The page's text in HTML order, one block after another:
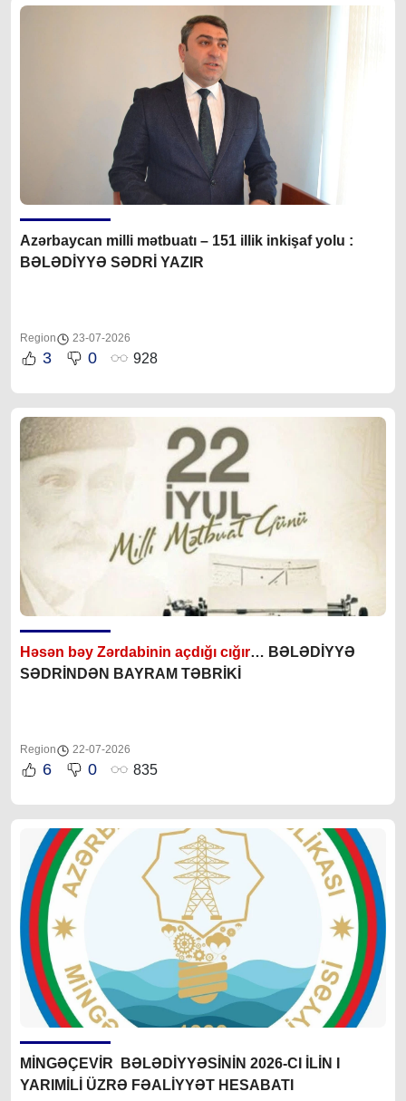
Azərbaycan milli mətbuatı – 151 illik inkişaf yolu :
BƏLƏDİYYƏ SƏDRİ YAZIR
Region 23-07-2026
3 0 928
Həsən bəy Zərdabinin açdığı cığır… BƏLƏDİYYƏ
SƏDRİNDƏN BAYRAM TƏBRİKİ
Region 22-07-2026
6 0 835
MİNGƏÇEVİR BƏLƏDİYYƏSİNİN 2026-CI İLİN I
YARIMİLİ ÜZRƏ FƏALİYYƏT HESABATI